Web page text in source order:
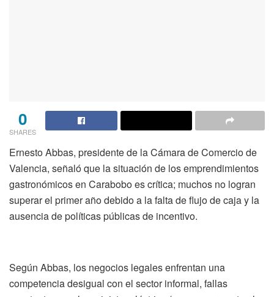
0
SHARES
Ernesto Abbas, presidente de la Cámara de Comercio de
Valencia, señaló que la situación de los emprendimientos
gastronómicos en Carabobo es crítica; muchos no logran
superar el primer año debido a la falta de flujo de caja y la
ausencia de políticas públicas de incentivo.
Según Abbas, los negocios legales enfrentan una
competencia desigual con el sector informal, fallas